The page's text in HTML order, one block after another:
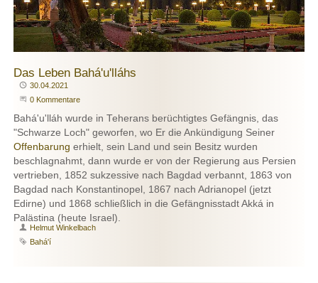
Das Leben Bahá'u'lláhs
Publiziert
30.04.2021
Beginne eine Unterhaltung
0 Kommentare
Bahá'u'lláh wurde in Teherans berüchtigtes Gefängnis, das
"Schwarze Loch" geworfen, wo Er die Ankündigung Seiner
Offenbarung erhielt, sein Land und sein Besitz wurden
beschlagnahmt, dann wurde er von der Regierung aus Persien
vertrieben, 1852 sukzessive nach Bagdad verbannt, 1863 von
Bagdad nach Konstantinopel, 1867 nach Adrianopel (jetzt
Edirne) und 1868 schließlich in die Gefängnisstadt Akká in
Palästina (heute Israel).
Autor
Helmut Winkelbach
Schlagwort
Bahá'í